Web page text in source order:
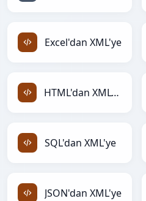
Excel'dan XML'ye
HTML'dan XML'ye
SQL'dan XML'ye
JSON'dan XML'ye